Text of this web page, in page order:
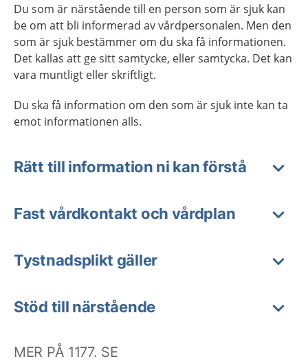
Du som är närstående till en person som är sjuk kan
be om att bli informerad av vårdpersonalen. Men den
som är sjuk bestämmer om du ska få informationen.
Det kallas att ge sitt samtycke, eller samtycka. Det kan
vara muntligt eller skriftligt.
Du ska få information om den som är sjuk inte kan ta
emot informationen alls.
Rätt till information ni kan förstå
Fast vårdkontakt och vårdplan
Tystnadsplikt gäller
Stöd till närstående
MER PÅ 1177. SE